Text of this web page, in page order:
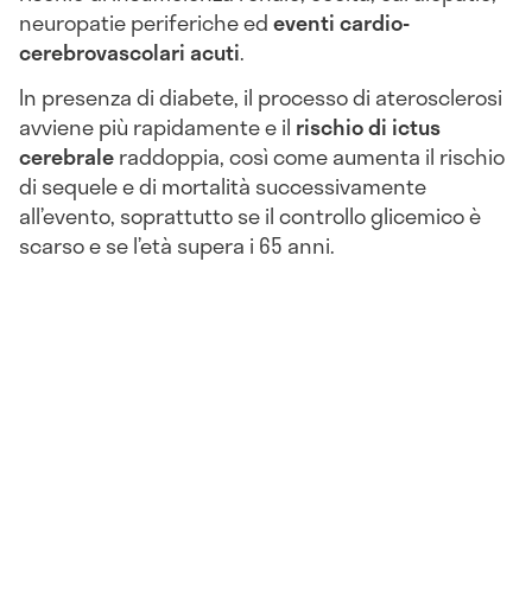
neuropatie periferiche edeventi cardio-
cerebrovascolari acuti.
In presenza di diabete, il processo di aterosclerosi
avviene più rapidamente e il rischio di ictus
cerebraleraddoppia, così come aumenta il rischio
di sequele e di mortalità successivamente
all’evento, soprattutto se il controllo glicemico è
scarso e se l’età supera i 65 anni.